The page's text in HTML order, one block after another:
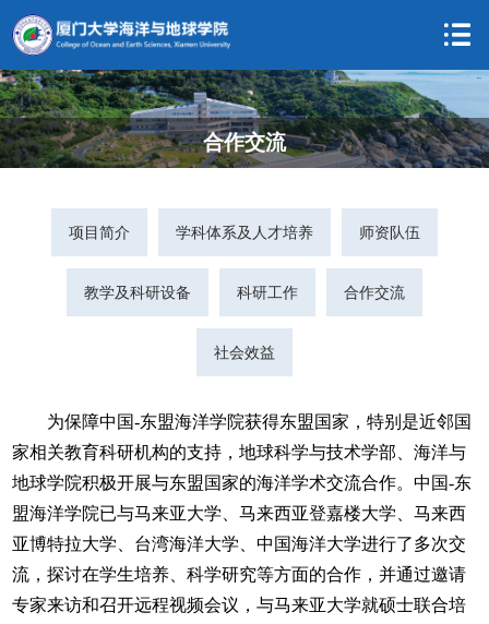
合作交流
项目简介 学科体系及人才培养 师资队伍
教学及科研设备 科研工作 合作交流
社会效益
为保障中国-东盟海洋学院获得东盟国家，特别是近邻国
家相关教育科研机构的支持，地球科学与技术学部、海洋与
地球学院积极开展与东盟国家的海洋学术交流合作。中国-东
盟海洋学院已与马来亚大学、马来西亚登嘉楼大学、马来西
亚博特拉大学、台湾海洋大学、中国海洋大学进行了多次交
流，探讨在学生培养、科学研究等方面的合作，并通过邀请
专家来访和召开远程视频会议，与马来亚大学就硕士联合培